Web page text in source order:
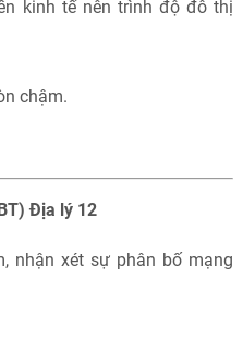
kinh tế nên trình độ đô thị
chậm.
Địa lý 12
nhận xét sự phân bố mạng